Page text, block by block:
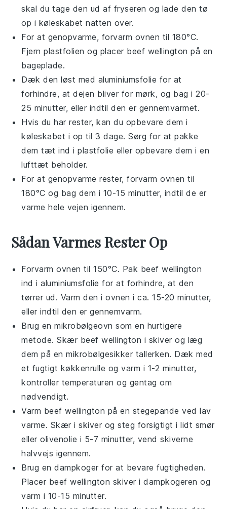
skal du tage den ud af fryseren og lade den tø
op i køleskabet natten over.
For at genopvarme, forvarm ovnen til 180°C.
Fjern plastfolien og placer beef wellington på en
bageplade.
Dæk den løst med aluminiumsfolie for at
forhindre, at dejen bliver for mørk, og bag i 20-
25 minutter, eller indtil den er gennemvarmet.
Hvis du har rester, kan du opbevare dem i
køleskabet i op til 3 dage. Sørg for at pakke
dem tæt ind i plastfolie eller opbevare dem i en
lufttæt beholder.
For at genopvarme rester, forvarm ovnen til
180°C og bag dem i 10-15 minutter, indtil de er
varme hele vejen igennem.
Sådan Varmes Rester Op
Forvarm ovnen til 150°C. Pak beef wellington
ind ialuminiumsfolie for at forhindre, at den
tørrer ud. Varm den i ovnen i ca. 15-20 minutter,
eller indtil den er gennemvarm.
Brug enmikrobølgeovn som en hurtigere
metode. Skær beef wellington i skiver og læg
dem på enmikrobølgesikker tallerken. Dæk med
et fugtigt køkkenrulle og varm i 1-2 minutter,
kontroller temperaturen og gentag om
nødvendigt.
Varm beef wellington på en stegepande ved lav
varme. Skær i skiver og steg forsigtigt i lidt smør
ellerolivenolie i 5-7 minutter, vend skiverne
halvvejs igennem.
Brug endampkoger for at bevare fugtigheden.
Placer beef wellington skiver i dampkogeren og
varm i 10-15 minutter.